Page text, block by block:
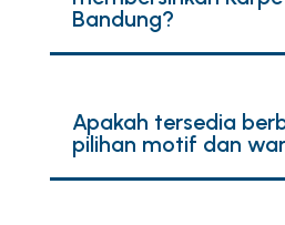
Bandung?
Apakah tersedia
pilihan motif dan